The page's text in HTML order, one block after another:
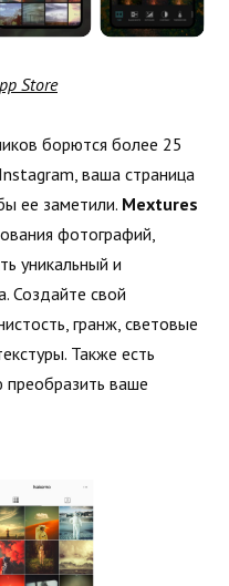
Store
борются более 25
ваша страница
ее заметили. Mextures
фотографий,
уникальный и
Создайте свой
гранж, световые
Также есть
ваше